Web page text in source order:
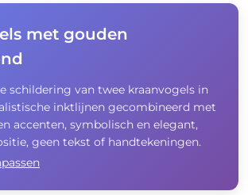
met gouden
schildering van twee kraanvogels in
inktlijnen gecombineerd met
accenten, symbolisch en elegant,
geen tekst of handtekeningen.